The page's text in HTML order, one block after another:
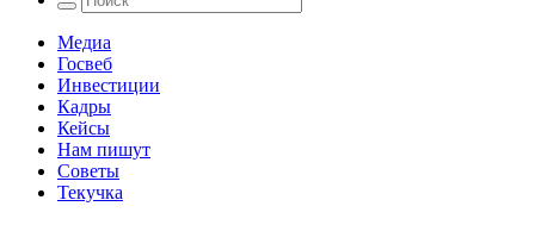
Медиа
Госвеб
Инвестиции
Кадры
Кейсы
Нам пишут
Советы
Текучка